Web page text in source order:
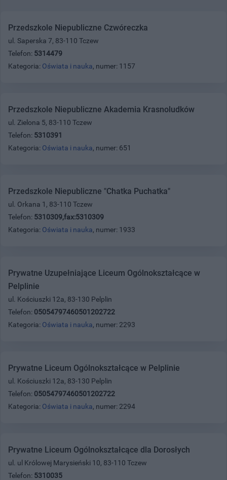
Przedszkole Niepubliczne Czwóreczka
ul. Saperska 7, 83-110 Tczew
Telefon: 5314479
Kategoria: Oświata i nauka, numer: 1157
Przedszkole Niepubliczne Akademia Krasnoludków
ul. Zielona 5, 83-110 Tczew
Telefon: 5310391
Kategoria: Oświata i nauka, numer: 651
Przedszkole Niepubliczne "Chatka Puchatka"
ul. Orkana 1, 83-110 Tczew
Telefon: 5310309,fax:5310309
Kategoria: Oświata i nauka, numer: 1933
Prywatne Uzupełniające Liceum Ogólnokształcące w
Pelplinie
ul. Kościuszki 12a, 83-130 Pelplin
Telefon: 05054797460501202722
Kategoria: Oświata i nauka, numer: 2293
Prywatne Liceum Ogólnokształcące w Pelplinie
ul. Kościuszki 12a, 83-130 Pelplin
Telefon: 05054797460501202722
Kategoria: Oświata i nauka, numer: 2294
Prywatne Liceum Ogólnokształcące dla Dorosłych
ul. ul Królowej Marysieński 10, 83-110 Tczew
Telefon: 5310035